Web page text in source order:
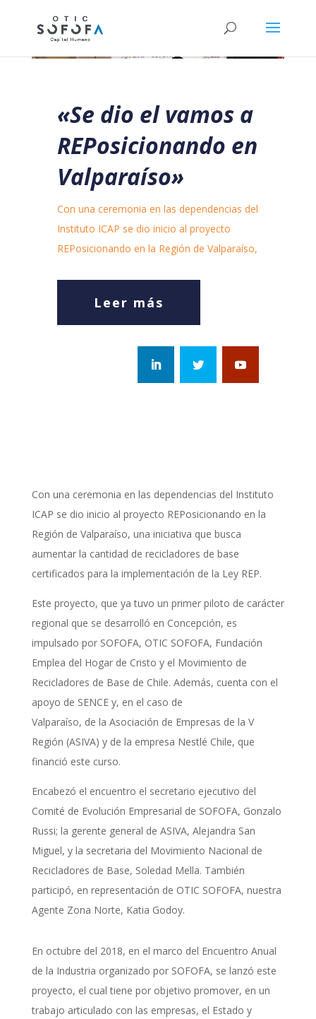
«Se dio el vamos a
REPosicionando en
Valparaíso»
Con una ceremonia en las dependencias del
Instituto ICAP se dio inicio al proyecto
REPosicionando en la Región de Valparaíso,
Leer más
Con una ceremonia en las dependencias del Instituto
ICAP se dio inicio al proyecto REPosicionando en la
Región de Valparaíso, una iniciativa que busca
aumentar la cantidad de recicladores de base
certificados para la implementación de la Ley REP.
Este proyecto, que ya tuvo un primer piloto de carácter
regional que se desarrolló en Concepción, es
impulsado por SOFOFA, OTIC SOFOFA, Fundación
Emplea del Hogar de Cristo y el Movimiento de
Recicladores de Base de Chile. Además, cuenta con el
apoyo de SENCE y, en el caso de
Valparaíso, de la Asociación de Empresas de la V
Región (ASIVA) y de la empresa Nestlé Chile, que
financió este curso.
Encabezó el encuentro el secretario ejecutivo del
Comité de Evolución Empresarial de SOFOFA, Gonzalo
Russi; la gerente general de ASIVA, Alejandra San
Miguel, y la secretaria del Movimiento Nacional de
Recicladores de Base, Soledad Mella. También
participó, en representación de OTIC SOFOFA, nuestra
Agente Zona Norte, Katia Godoy.
En octubre del 2018, en el marco del Encuentro Anual
de la Industria organizado por SOFOFA, se lanzó este
proyecto, el cual tiene por objetivo promover, en un
trabajo articulado con las empresas, el Estado y